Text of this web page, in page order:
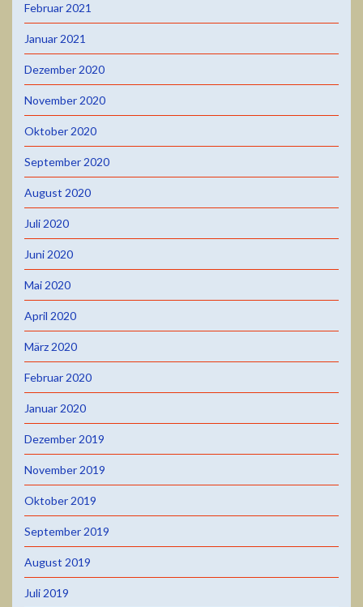
Februar 2021
Januar 2021
Dezember 2020
November 2020
Oktober 2020
September 2020
August 2020
Juli 2020
Juni 2020
Mai 2020
April 2020
März 2020
Februar 2020
Januar 2020
Dezember 2019
November 2019
Oktober 2019
September 2019
August 2019
Juli 2019